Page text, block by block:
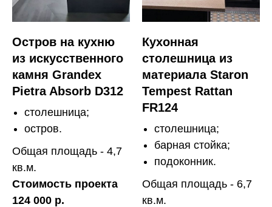
Остров на кухню
из искусственного
камня Grandex
Pietra Absorb D312
столешница;
остров.
Общая площадь - 4,7
кв.м.
Стоимость проекта
124 000 р.
Кухонная
столешница из
материала Staron
Tempest Rattan
FR124
столешница;
барная стойка;
подоконник.
Общая площадь - 6,7
кв.м.